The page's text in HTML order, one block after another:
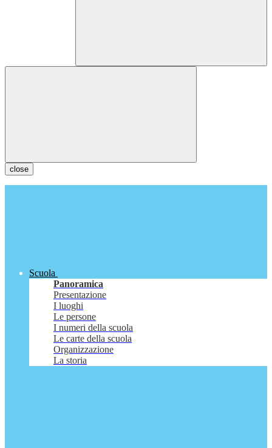
close
Scuola
Panoramica
Presentazione
I luoghi
Le persone
I numeri della scuola
Le carte della scuola
Organizzazione
La storia